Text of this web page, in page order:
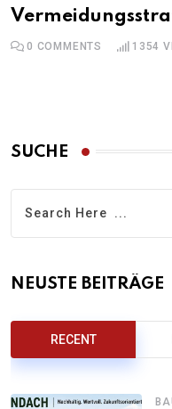
0 COMMENTS 1354
SUCHE
NEUSTE BEITRÄGE
RECENT